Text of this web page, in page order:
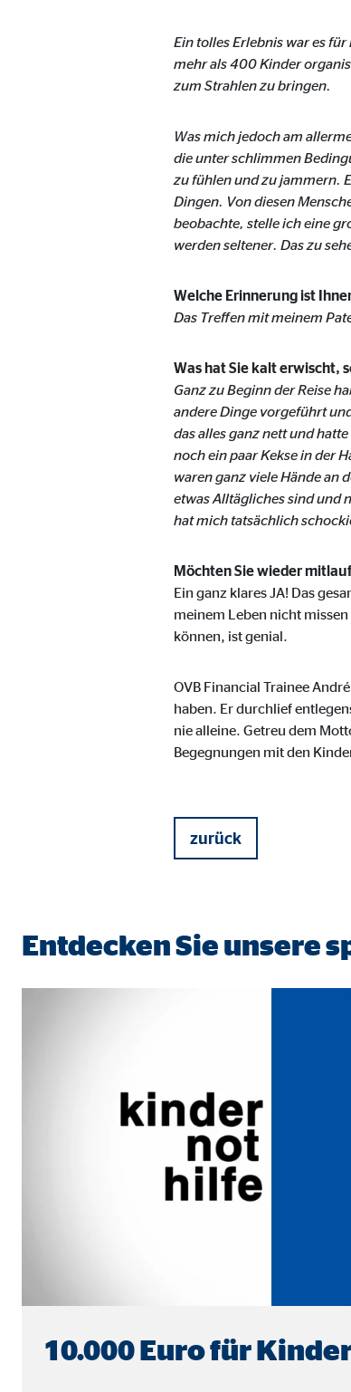
Ein tolles Erlebnis war es
mehr als 400 Kinder
zum Strahlen zu bringen.
Was mich jedoch am
die unter schlimmen
zu fühlen und zu jammern.
Dingen. Von diesen
beobachte, stelle ich eine
werden seltener. Das zu
Welche Erinnerung ist
Das Treffen mit meinem
Was hat Sie kalt erwischt,
Ganz zu Beginn der Reise
andere Dinge vorgeführt
das alles ganz nett und
noch ein paar Kekse in der
waren ganz viele Hände an
etwas Alltägliches sind und
hat mich tatsächlich
Möchten Sie wieder
Ein ganz klares JA! Das
meinem Leben nicht
können, ist genial.
OVB Financial Trainee
haben. Er durchlief
nie alleine. Getreu dem
Begegnungen mit den
zurück
Entdecken Sie unsere
10.000 Euro für
Externe Medien
Inhalte von Video- und
willigen Sie auch in die mögliche
Google Maps | Empfänger: OVB,
Anbieter:
Cookie Laufzeit:
Zweck:
Anbieter:
Cookie Laufzeit:
ProvenExpert | Empfänger: OVB,